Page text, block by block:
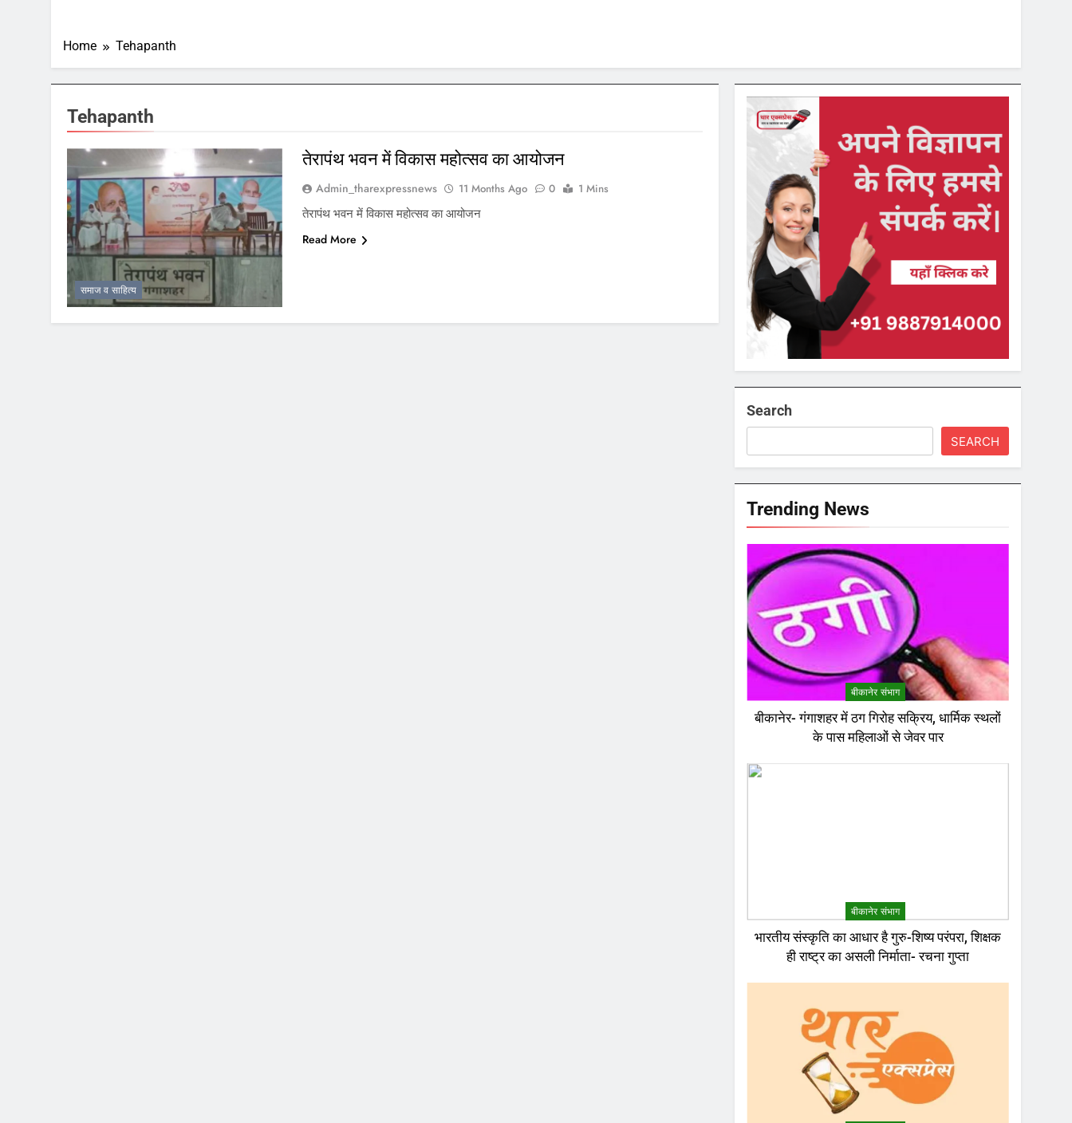
Home Tehapanth
Tehapanth
समाज व साहित्य
तेरापंथ भवन में विकास महोत्सव का आयोजन
Admin_tharexpressnews 11 Months Ago 0
1 Mins
तेरापंथ भवन में विकास महोत्सव का आयोजन
Read More
Search
SEARCH
Trending News
बीकानेर संभाग
बीकानेर- गंगाशहर में ठग गिरोह सक्रिय, धार्मिक स्थलों
के पास महिलाओं से जेवर पार
बीकानेर संभाग
भारतीय संस्कृति का आधार है गुरु-शिष्य परंपरा, शिक्षक
ही राष्ट्र का असली निर्माता- रचना गुप्ता